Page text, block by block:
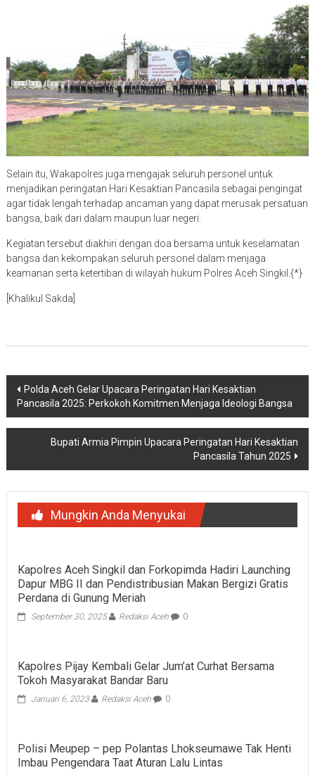
Selain itu, Wakapolres juga mengajak seluruh personel untuk
menjadikan peringatan Hari Kesaktian Pancasila sebagai pengingat
agar tidak lengah terhadap ancaman yang dapat merusak persatuan
bangsa, baik dari dalam maupun luar negeri.
Kegiatan tersebut diakhiri dengan doa bersama untuk keselamatan
bangsa dan kekompakan seluruh personel dalam menjaga
keamanan serta ketertiban di wilayah hukum Polres Aceh Singkil.{*}
[Khalikul Sakda]
Navigasi
pos
Polda Aceh Gelar Upacara Peringatan Hari Kesaktian
Pancasila 2025: Perkokoh Komitmen Menjaga Ideologi Bangsa
Bupati Armia Pimpin Upacara Peringatan Hari Kesaktian
Pancasila Tahun 2025
Mungkin Anda Menyukai
Kapolres Aceh Singkil dan Forkopimda Hadiri Launching
Dapur MBG II dan Pendistribusian Makan Bergizi Gratis
Perdana di Gunung Meriah
September 30, 2025 Redaksi Aceh 0
Kapolres Pijay Kembali Gelar Jum’at Curhat Bersama
Tokoh Masyarakat Bandar Baru
Januari 6, 2023 Redaksi Aceh 0
Polisi Meupep – pep Polantas Lhokseumawe Tak Henti
Imbau Pengendara Taat Aturan Lalu Lintas